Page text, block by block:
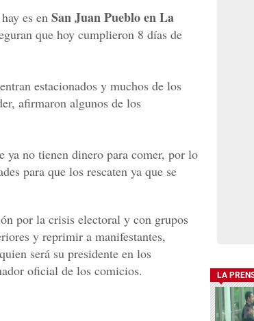
es en San Juan Pueblo en La
que hoy cumplieron 8 días de
estacionados y muchos de los
afirmaron algunos de los
ya no tienen dinero para comer, por lo
para que los rescaten ya que se
por la crisis electoral y con grupos
y reprimir a manifestantes,
será su presidente en los
oficial de los comicios.
LA